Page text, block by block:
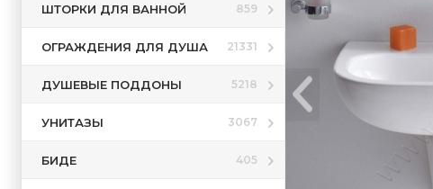
ШТОРКИ ДЛЯ ВАННОЙ 859
ОГРАЖДЕНИЯ ДЛЯ ДУША 21331
ДУШЕВЫЕ ПОДДОНЫ 5218
УНИТАЗЫ 3067
БИДЕ 405